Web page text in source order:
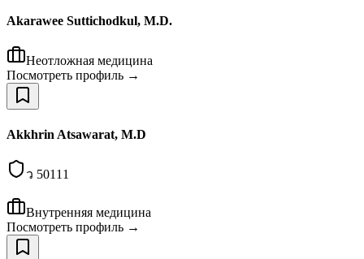
Akarawee Suttichodkul, M.D.
Неотложная медицина
Посмотреть профиль →
Akkhrin Atsawarat, M.D
ว 50111
Внутренняя медицина
Посмотреть профиль →